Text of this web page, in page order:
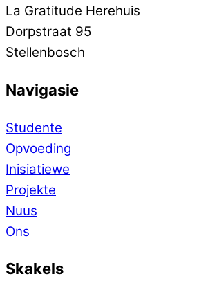
La Gratitude Herehuis
Dorpstraat 95
Stellenbosch
Navigasie
Studente
Opvoeding
Inisiatiewe
Projekte
Nuus
Ons
Skakels